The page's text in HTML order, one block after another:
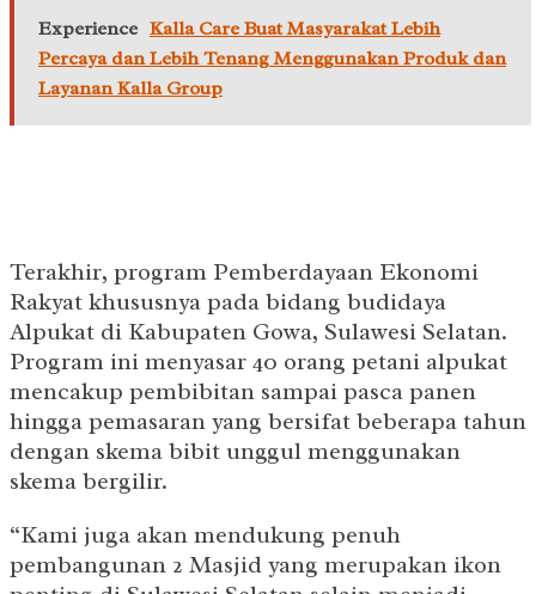
Experience Kalla Care Buat Masyarakat Lebih
Percaya dan Lebih Tenang Menggunakan Produk dan
Layanan Kalla Group
Terakhir, program Pemberdayaan Ekonomi
Rakyat khususnya pada bidang budidaya
Alpukat di Kabupaten Gowa, Sulawesi Selatan.
Program ini menyasar 40 orang petani alpukat
mencakup pembibitan sampai pasca panen
hingga pemasaran yang bersifat beberapa tahun
dengan skema bibit unggul menggunakan
skema bergilir.
“Kami juga akan mendukung penuh
pembangunan 2 Masjid yang merupakan ikon